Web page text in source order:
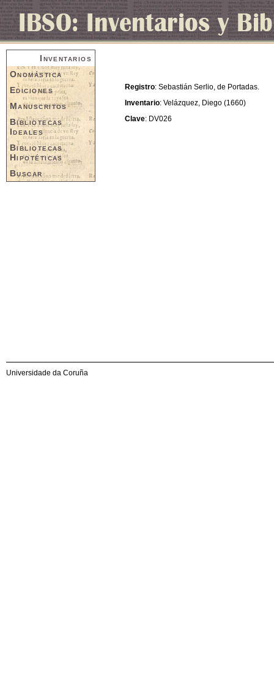
Inventarios
Onomástica
Ediciones
Manuscritos
Bibliotecas
Ideales
Bibliotecas
Hipotéticas
Buscar
Registro: Sebastián Serlio, de Portadas.
Inventario: Velázquez, Diego (1660)
Clave: DV026
Universidade da Coruña